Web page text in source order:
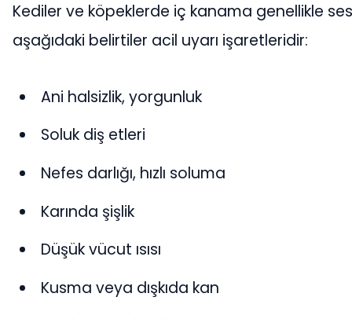
Kediler ve köpeklerde iç kanama genellikle
aşağıdaki belirtiler acil uyarı işaretleridir:
Ani halsizlik, yorgunluk
Soluk diş etleri
Nefes darlığı, hızlı soluma
Karında şişlik
Düşük vücut ısısı
Kusma veya dışkıda kan